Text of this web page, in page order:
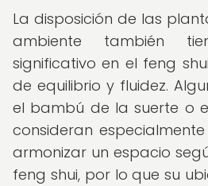
La disposición de las
ambiente también
significativo en el feng
de equilibrio y fluidez.
el bambú de la suerte o
consideran
armonizar un espacio
feng shui, por lo que su